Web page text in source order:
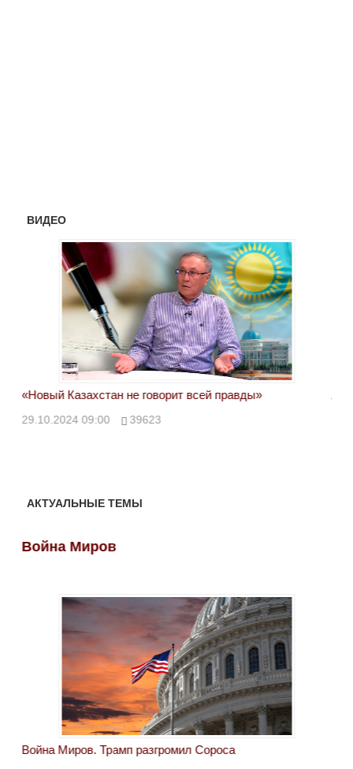
ВИДЕО
«Новый Казахстан не говорит всей правды»
29.10.2024 09:00 39623
АКТУАЛЬНЫЕ ТЕМЫ
Война Миров
Война Миров. Трамп разгромил Сороса